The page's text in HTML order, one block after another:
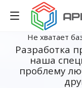
Не хватает
Разработка
наша
проблему